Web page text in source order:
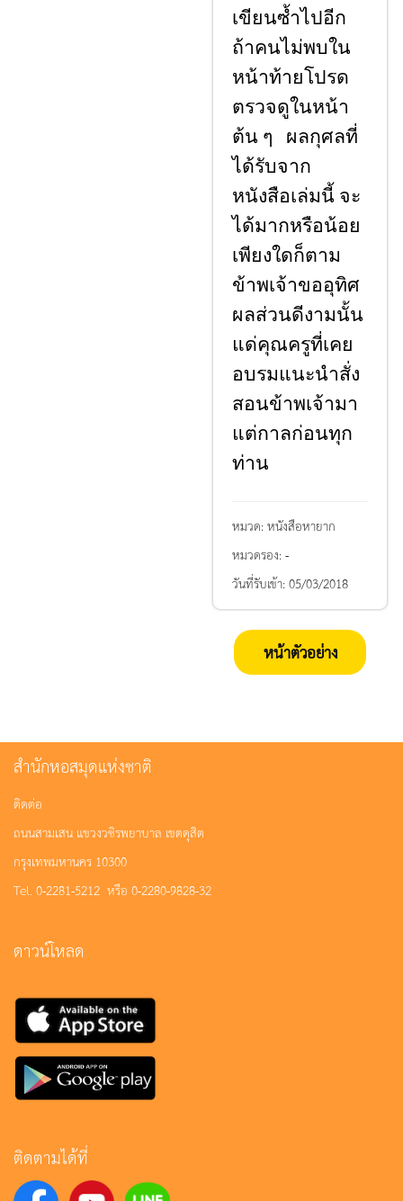
เขียนซ้ำไปอีก
ถ้าคนไม่พบใน
หน้าท้ายโปรด
ตรวจดูในหน้า
ต้น ๆ ผลกุศลที่
ได้รับจาก
หนังสือเล่มนี้ จะ
ได้มากหรือน้อย
เพียงใดก็ตาม
ข้าพเจ้าขออุทิศ
ผลส่วนดีงามนั้น
แด่คุณครูที่เคย
อบรมแนะนําสั่ง
สอนข้าพเจ้ามา
แต่กาลก่อนทุก
ท่าน
หมวด:หนังสือหายาก
หมวดรอง:-
วันที่รับเข้า:05/03/2018
หน้าตัวอย่าง
สำนักหอสมุดแห่งชาติ
ติดต่อ
ถนนสามเสน แขวงวชิรพยาบาล เขตดุสิต
กรุงเทพมหานคร 10300
Tel. 0-2281-5212 หรือ 0-2280-9828-32
ดาวน์โหลด
ติดตามได้ที่